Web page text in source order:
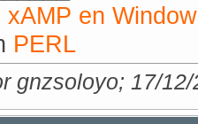
en
PERL
gnzsoloyo; 17/